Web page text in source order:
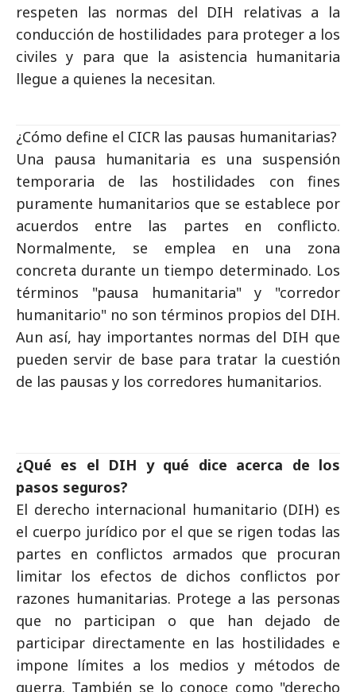
respeten las normas del DIH relativas a la
conducción de hostilidades para proteger a los
civiles y para que la asistencia humanitaria
llegue a quienes la necesitan.
¿Cómo define el CICR las pausas humanitarias?
Una pausa humanitaria es una suspensión
temporaria de las hostilidades con fines
puramente humanitarios que se establece por
acuerdos entre las partes en conflicto.
Normalmente, se emplea en una zona
concreta durante un tiempo determinado. Los
términos "pausa humanitaria" y "corredor
humanitario" no son términos propios del DIH.
Aun así, hay importantes normas del DIH que
pueden servir de base para tratar la cuestión
de las pausas y los corredores humanitarios.
¿Qué es el DIH y qué dice acerca de los
pasos seguros?
El derecho internacional humanitario (DIH) es
el cuerpo jurídico por el que se rigen todas las
partes en conflictos armados que procuran
limitar los efectos de dichos conflictos por
razones humanitarias. Protege a las personas
que no participan o que han dejado de
participar directamente en las hostilidades e
impone límites a los medios y métodos de
guerra. También se lo conoce como "derecho